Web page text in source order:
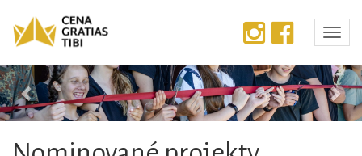
Předchozí